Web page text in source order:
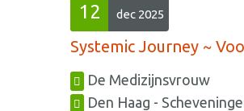
12 dec 2025
Systemic Journey ~
De Medizijnsvrouw
Den Haag -